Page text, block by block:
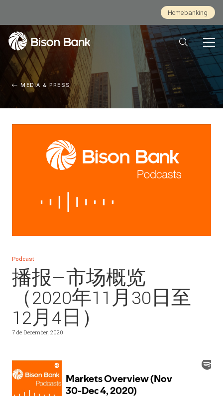
Homebanking
MEDIA & PRESS
Podcast
播报—市场概览
（2020年11月30日至
12月4日）
7 de December, 2020